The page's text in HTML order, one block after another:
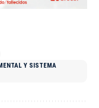
Y SISTEMA